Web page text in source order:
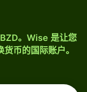
。Wise 是让您
币的国际账户。